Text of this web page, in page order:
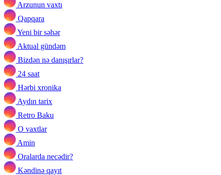
Arzunun vaxtı
Qapqara
Yeni bir səhər
Aktual gündəm
Bizdən nə danışırlar?
24 saat
Hərbi xronika
Aydın tarix
Retro Baku
O vaxtlar
Amin
Oralarda necədir?
Kəndinə qayıt